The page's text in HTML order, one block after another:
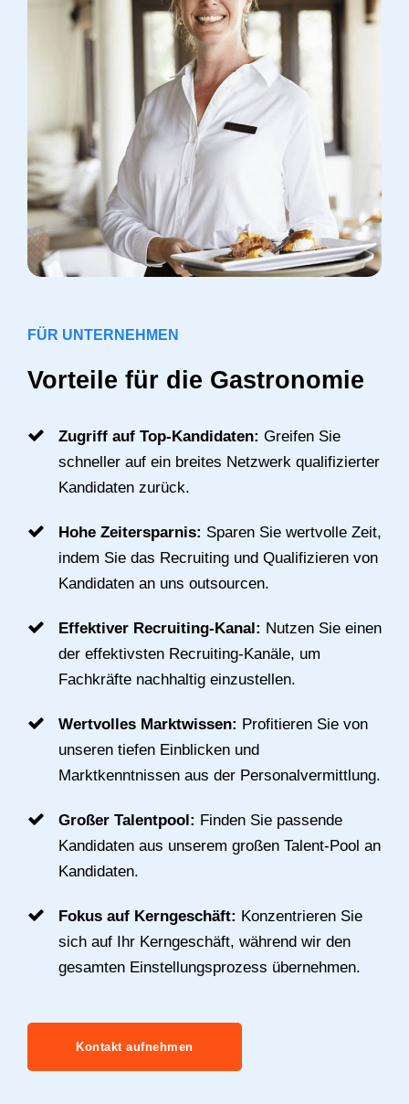
FÜR UNTERNEHMEN
Vorteile für die Gastronomie
Zugriff auf Top-Kandidaten: Greifen Sie
schneller auf ein breites Netzwerk qualifizierter
Kandidaten zurück.
Hohe Zeitersparnis: Sparen Sie wertvolle Zeit,
indem Sie das Recruiting und Qualifizieren von
Kandidaten an uns outsourcen.
Effektiver Recruiting-Kanal: Nutzen Sie einen
der effektivsten Recruiting-Kanäle, um
Fachkräfte nachhaltig einzustellen.
Wertvolles Marktwissen: Profitieren Sie von
unseren tiefen Einblicken und
Marktkenntnissen aus der Personalvermittlung.
Großer Talentpool: Finden Sie passende
Kandidaten aus unserem großen Talent-Pool an
Kandidaten.
Fokus auf Kerngeschäft: Konzentrieren Sie
sich auf Ihr Kerngeschäft, während wir den
gesamten Einstellungsprozess übernehmen.
Kontakt aufnehmen